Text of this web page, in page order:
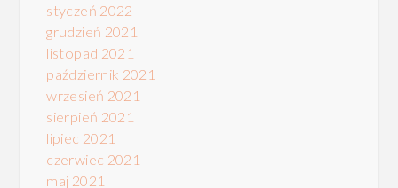
styczeń 2022
grudzień 2021
listopad 2021
październik 2021
wrzesień 2021
sierpień 2021
lipiec 2021
czerwiec 2021
maj 2021